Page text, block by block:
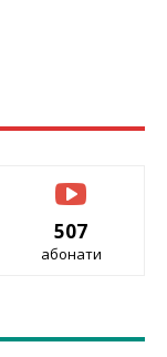
507
абонати